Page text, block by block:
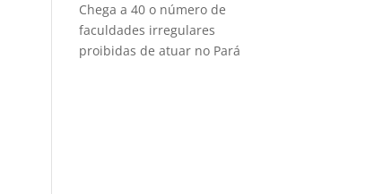
Chega a 40 o número de
faculdades irregulares
proibidas de atuar no Pará